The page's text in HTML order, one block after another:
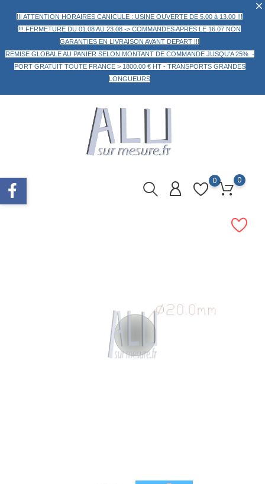
!!! ATTENTION HORAIRES CANICULE : USINE OUVERTE DE 5.00 à 13.00 !!!
!!! FERMETURE DU 01.08 AU 23.08 -> COMMANDES APRES LE 16.07 NON
GARANTIES EN LIVRAISON AVANT DEPART !!!
REMISE GLOBALE AU PANIER SELON MONTANT DE COMMANDE JUSQU'A 25% -
PORT GRATUIT TOUTE FRANCE > 1800.00 € HT - TRANSPORTS GRANDES
LONGUEURS
0 0